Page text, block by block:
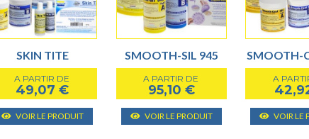
être
choisies
du
peuvent
être
choisies
sur
page
du
SKIN TITE
A PARTIR DE
49,07€
VOIR LE PRODUIT
Ce
produit
SMOOTH-SIL 945
A PARTIR DE
95,10 €
VOIR LE PRODUIT
Ce
produit
SMOOTH-
A
VOIR LE